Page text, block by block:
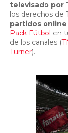
televisado por
los derechos de
partidos online
Pack Fútbol en
de los canales (
Turner).